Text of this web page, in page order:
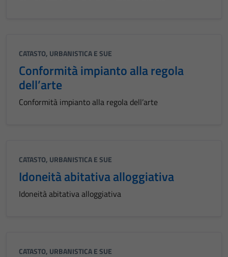
CATASTO, URBANISTICA E SUE
Conformità impianto alla regola
dell’arte
Conformità impianto alla regola dell’arte
CATASTO, URBANISTICA E SUE
Idoneità abitativa alloggiativa
Idoneità abitativa alloggiativa
CATASTO, URBANISTICA E SUE